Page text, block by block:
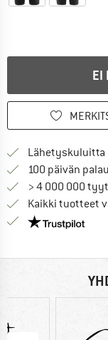
EI
Lähetyskuluitta
100 päivän
> 4 000 000
Kaikki tuotteet